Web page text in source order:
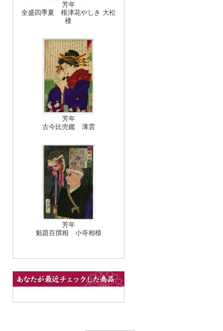
芳年
全盛四季夏 根津花やしき 大松
楼
芳年
古今比売鑑 薄雲
芳年
魁題百撰相 小寺相模